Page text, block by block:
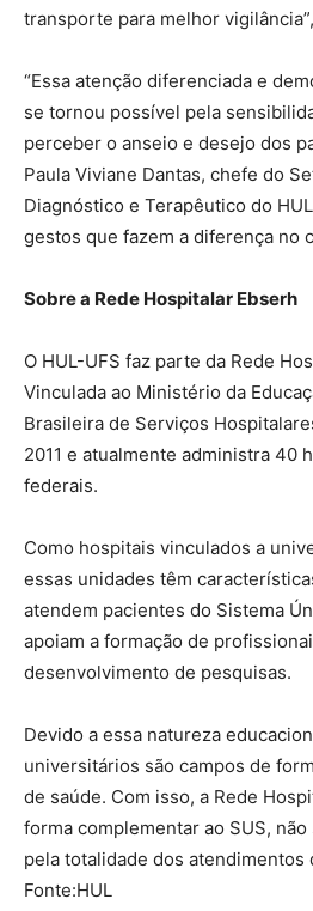
transporte para melhor
“Essa atenção diferenciada e
se tornou possível pela
perceber o anseio e desejo dos
Paula Viviane Dantas, chefe do
Diagnóstico e Terapêutico do
gestos que fazem a diferença no
Sobre a Rede Hospitalar Ebserh
O HUL-UFS faz parte da Rede
Vinculada ao Ministério da
Brasileira de Serviços
2011 e atualmente administra 40
federais.
Como hospitais vinculados a
essas unidades têm
atendem pacientes do Sistema
apoiam a formação de
desenvolvimento de pesquisas.
Devido a essa natureza
universitários são campos de
de saúde. Com isso, a Rede
forma complementar ao SUS,
pela totalidade dos atendimentos
Fonte:HUL